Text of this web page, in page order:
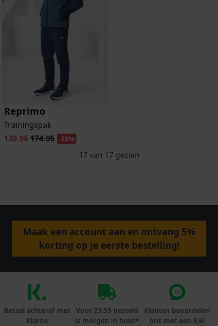
Reprimo
Trainingspak
139.96174.95 -20%
17 van 17 gezien
Maak een account aan en ontvang 5%
korting op je eerste bestelling!
Betaal achteraf met
Klarna
Voor 23:59 besteld
is morgen in huis!*
Klanten beoordelen
ons met een 9,6!